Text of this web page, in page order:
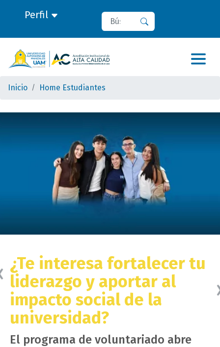
Perfil Buscar
Inicio Home Estudiantes
¿Te interesa fortalecer tu
liderazgo y aportar al
impacto social de la
universidad?
El programa de voluntariado abre
Anterior